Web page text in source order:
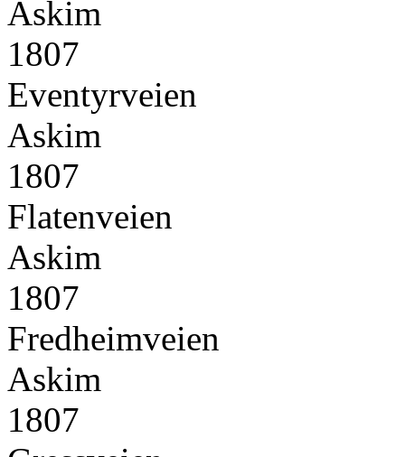
Askim
1807
Eventyrveien
Askim
1807
Flatenveien
Askim
1807
Fredheimveien
Askim
1807